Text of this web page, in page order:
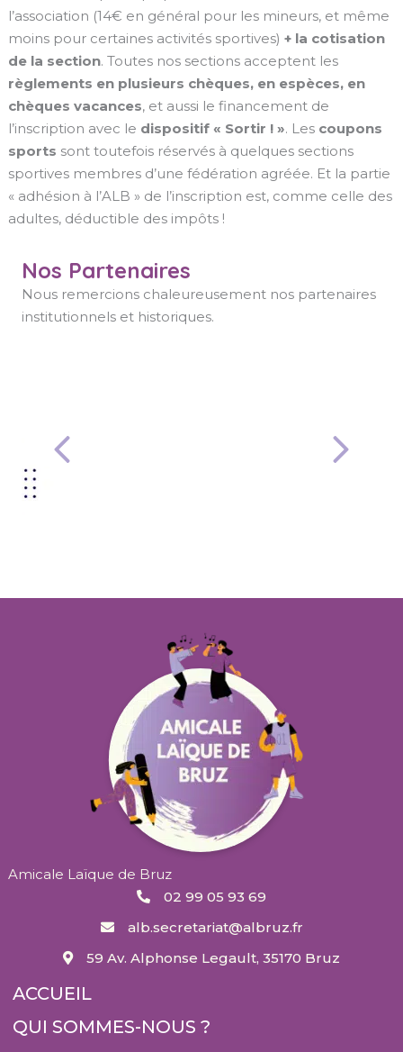
l’association (14€ en général pour les mineurs, et même
moins pour certaines activités sportives) + la cotisation
de la section. Toutes nos sections acceptent les
règlements en plusieurs chèques, en espèces, en
chèques vacances, et aussi le financement de
l’inscription avec le dispositif « Sortir ! ». Les coupons
sports sont toutefois réservés à quelques sections
sportives membres d’une fédération agréée. Et la partie
« adhésion à l’ALB » de l’inscription est, comme celle des
adultes, déductible des impôts !
Nos Partenaires
Nous remercions chaleureusement nos partenaires
institutionnels et historiques.
Amicale Laïque de Bruz
02 99 05 93 69
alb.secretariat@albruz.fr
59 Av. Alphonse Legault, 35170 Bruz
ACCUEIL
QUI SOMMES-NOUS ?